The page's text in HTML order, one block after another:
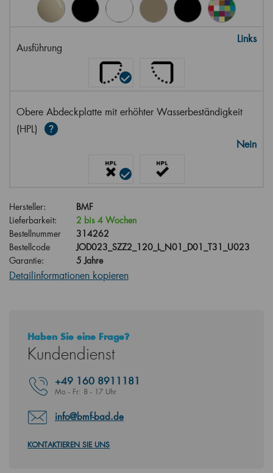
Ausführung
Links
Obere Abdeckplatte mit erhöhter Wasserbeständigkeit
(HPL)
Nein
Hersteller:
BMF
Lieferbarkeit:
2 bis 4 Wochen
Bestellnummer
314262
Bestellcode
JOD023_SZZ2_120_L_N01_D01_T31_U023
Garantie:
5 Jahre
Detailinformationen kopieren
Haben Sie eine Frage?
Kundendienst
+49 160 8911181
Mo - Fr: 8 - 17 Uhr
info@bmf-bad.de
KONTAKTIEREN SIE UNS